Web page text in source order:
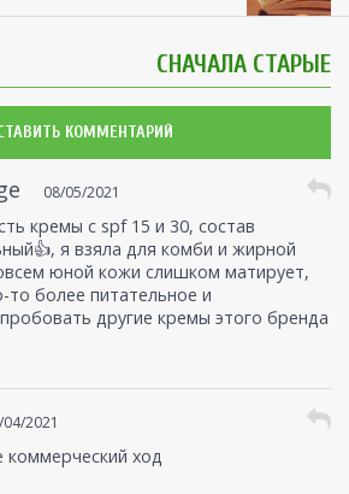
СНАЧАЛА СТАРЫЕ
КОММЕНТАРИЙ
08/05/2021
кремы с spf 15 и 30, состав
я взяла для комби и жирной
юной кожи слишком матирует,
более питательное и
другие кремы этого бренда
2021
коммерческий ход